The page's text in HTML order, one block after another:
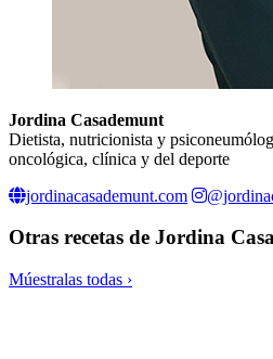
Jordina Casademunt
Dietista, nutricionista y
oncológica, clínica y del deporte
jordinacasademunt.com
Otras recetas de Jordina
Múestralas todas ›